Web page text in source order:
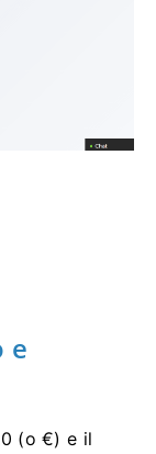
e
(o €) e il